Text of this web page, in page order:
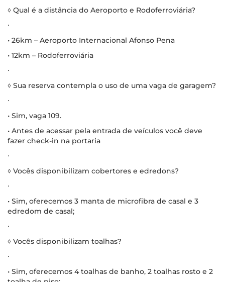
◊ Qual é a distância do Aeroporto e Rodoferroviária?
∙
• 26km – Aeroporto Internacional Afonso Pena
• 12km – Rodoferroviária
∙
◊ Sua reserva contempla o uso de uma vaga de garagem?
∙
• Sim, vaga 109.
• Antes de acessar pela entrada de veículos você deve
fazer check-in na portaria
∙
◊ Vocês disponibilizam cobertores e edredons?
∙
• Sim, oferecemos 3 manta de microfibra de casal e 3
edredom de casal;
∙
◊ Vocês disponibilizam toalhas?
∙
• Sim, oferecemos 4 toalhas de banho, 2 toalhas rosto e 2